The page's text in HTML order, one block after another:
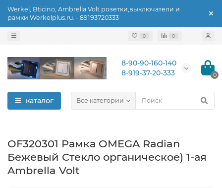
Werkel, Bticino, Ambrella Volt розетки,выключатели и
рамки Werkelplus.ru. - 89193720333
0 0
8-90-90-160-140
8-919-37-20-333
0
каталог Все категории
OF320301 Рамка OMEGA Radian
Бежевый Стекло органическое) 1-ая
Ambrella Volt